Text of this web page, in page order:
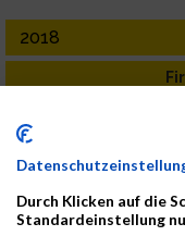
2018
B2Run Köln
Einzelwertung
Durch Klicken auf die
Standardeinstellung